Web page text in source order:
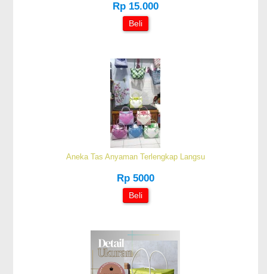
Rp 15.000
Beli
Aneka Tas Anyaman Terlengkap Langsu
Rp 5000
Beli